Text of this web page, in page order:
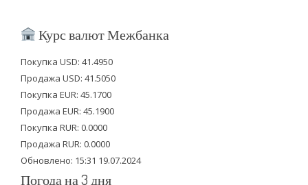
i
t
e
r
c
b
o
o
k
u
u
b
e
Курс валют Межбанка
Покупка USD: 41.4950
Продажа USD: 41.5050
Покупка EUR: 45.1700
Продажа EUR: 45.1900
Покупка RUR: 0.0000
Продажа RUR: 0.0000
Обновлено: 15:31 19.07.2024
Погода на 3 дня